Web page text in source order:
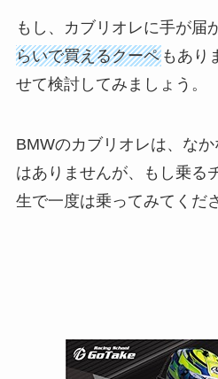
もし、カブリオレに手が届
らいで買えるクーペもあり
せて検討してみましょう。
BMWのカブリオレは、な
はありませんが、もし乗る
生で一度は乗ってみてくだ